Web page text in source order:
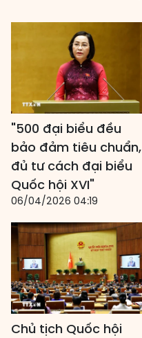
"500 đại biểu đều
bảo đảm tiêu chuẩn,
đủ tư cách đại biểu
Quốc hội XVI"
06/04/2026 04:19
Chủ tịch Quốc hội